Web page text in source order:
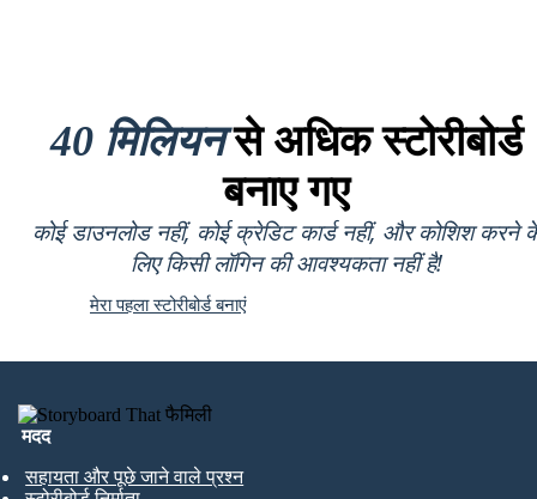
40 मिलियनसे अधिक स्टोरीबोर्ड
बनाए गए
कोई डाउनलोड नहीं, कोई क्रेडिट कार्ड नहीं, और कोशिश करने
लिए किसी लॉगिन की आवश्यकता नहीं है!
मेरा पहला स्टोरीबोर्ड बनाएं
मदद
सहायता और पूछे जाने वाले प्रश्न